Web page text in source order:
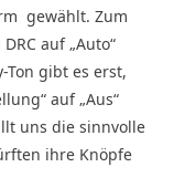
gewählt. Zum
auf „Auto“
Ton gibt es erst,
auf „Aus“
uns die sinnvolle
ihre Knöpfe